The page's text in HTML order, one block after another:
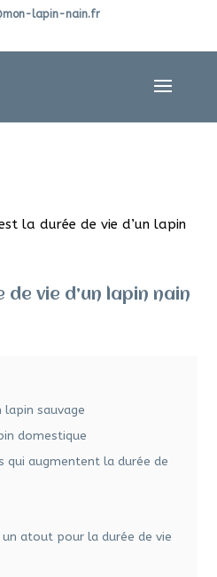
lapin-nain.fr
la durée de vie d’un lapin
vie d’un lapin nain
lapin sauvage
domestique
qui augmentent la durée de
un atout pour la durée de vie